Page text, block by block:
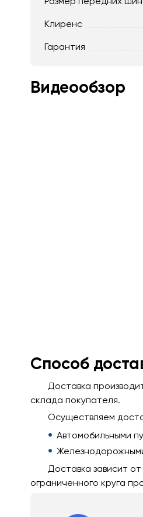
Клиренс
Гарантия
Видеообзор
Способ
Доставка
склада покупателя.
Осуществляем
Автомобильными
Доставка зависит
ограниченного круга